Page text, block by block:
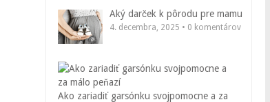
Aký darček k pôrodu pre mamu
4. decembra, 2025 • 0 komentárov
Ako zariadiť garsónku svojpomocne a za